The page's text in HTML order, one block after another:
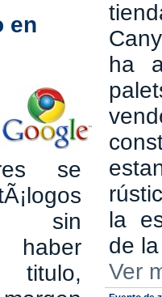
en
se
sin
ha
la
de
Ver